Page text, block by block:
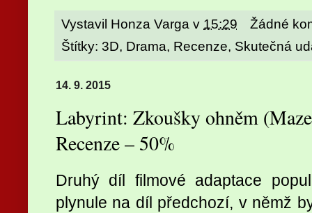
Vystavil Honza Varga v 15:29
Žádné
Štítky: 3D, Drama, Recenze, Skutečná
14. 9. 2015
Labyrint: Zkoušky ohněm
Recenze – 50%
Druhý díl filmové adaptace
plynule na díl předchozí, v němž